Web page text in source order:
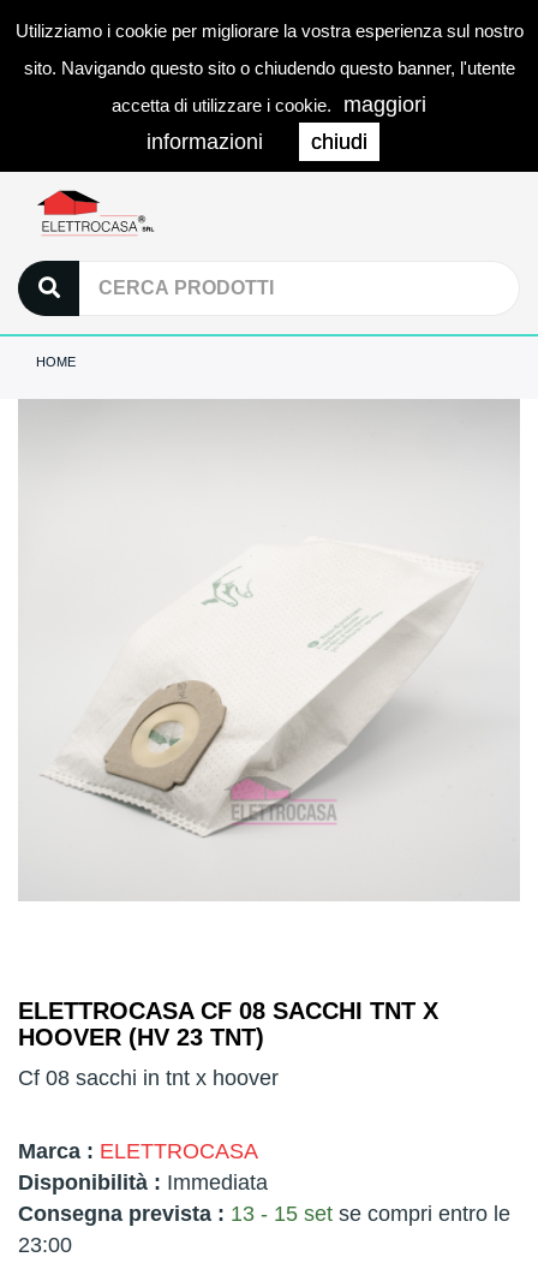
Utilizziamo i cookie per migliorare la vostra esperienza sul nostro
sito. Navigando questo sito o chiudendo questo banner, l'utente
accetta di utilizzare i cookie.
maggiori
informazioni
chiudi
0
HOME
ELETTROCASA CF 08 SACCHI TNT X
HOOVER (HV 23 TNT)
Cf 08 sacchi in tnt x hoover
Marca : ELETTROCASA
Disponibilità : Immediata
Consegna prevista : 13 - 15 set se compri entro le
23:00